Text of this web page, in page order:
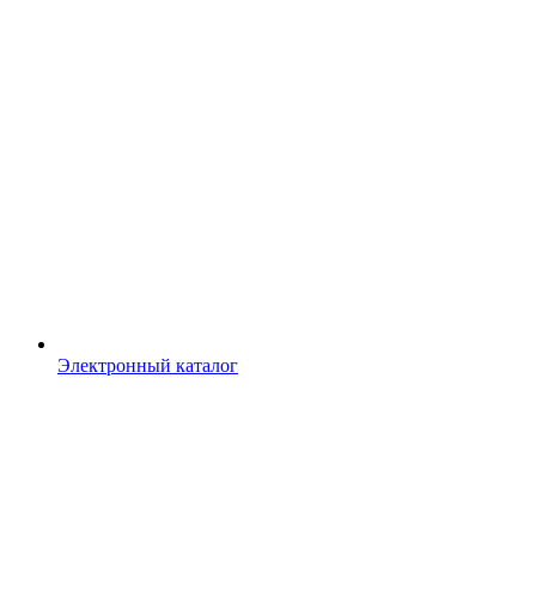
Электронный каталог